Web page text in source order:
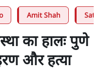
Amit Shah
का हालः पुणे
और हत्या